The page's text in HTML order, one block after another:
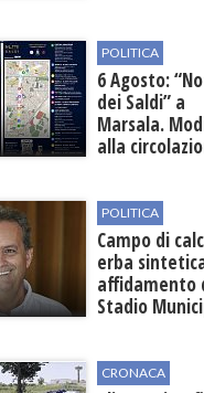
POLITICA
6 Agosto:
dei Saldi” a
Marsala.
alla
POLITICA
Campo di
erba
affidamento
Stadio
CRONACA